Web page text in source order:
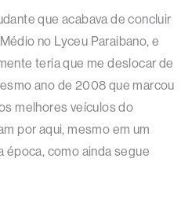
que acabava de concluir
no Lyceu Paraibano, e
teria que me deslocar de
ano de 2008 que marcou
melhores veículos do
por aqui, mesmo em um
época, como ainda segue